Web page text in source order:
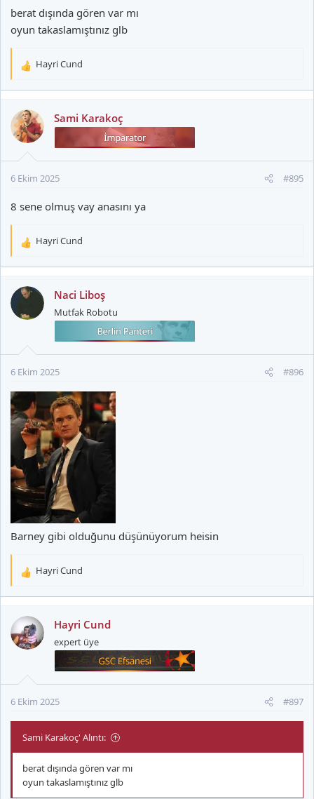
berat dışında gören var mı
oyun takaslamıştınız glb
T
k
i
l
:
Hayri Cund
Sami Karakoç
6 Ekim 2025 #895
8 sene olmuş vay anasını ya
T
k
l
Hayri Cund
Naci Liboş
Mutfak Robotu
6 Ekim 2025 #896
Barney gibi olduğunu düşünüyorum heisin
T
k
i
l
Hayri Cund
Hayri Cund
expert üye
6 Ekim 2025 #897
Sami Karakoç' Alıntı:
berat dışında gören var mı
oyun takaslamıştınız glb